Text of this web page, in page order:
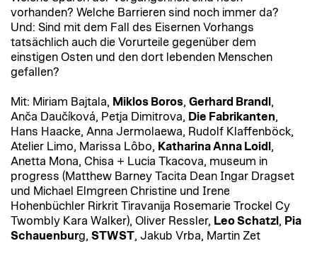
vorhanden? Welche Barrieren sind noch immer da?
Und: Sind mit dem Fall des Eisernen Vorhangs
tatsächlich auch die Vorurteile gegenüber dem
einstigen Osten und den dort lebenden Menschen
gefallen?
Mit: Miriam Bajtala, Miklos Boros, Gerhard Brandl ,
Anča Daučíková, Petja Dimitrova, Die Fabrikanten,
Hans Haacke, Anna Jermolaewa, Rudolf Klaffenböck,
Atelier Limo, Marissa Lôbo, Katharina Anna Loidl ,
Anetta Mona, Chisa + Lucia Tkacova, museum in
progress (Matthew Barney Tacita Dean Ingar Dragset
und Michael Elmgreen Christine und Irene
Hohenbüchler Rirkrit Tiravanija Rosemarie Trockel Cy
Twombly Kara Walker), Oliver Ressler, Leo Schatzl , Pia
Schauenburg, STWST, Jakub Vrba, Martin Zet